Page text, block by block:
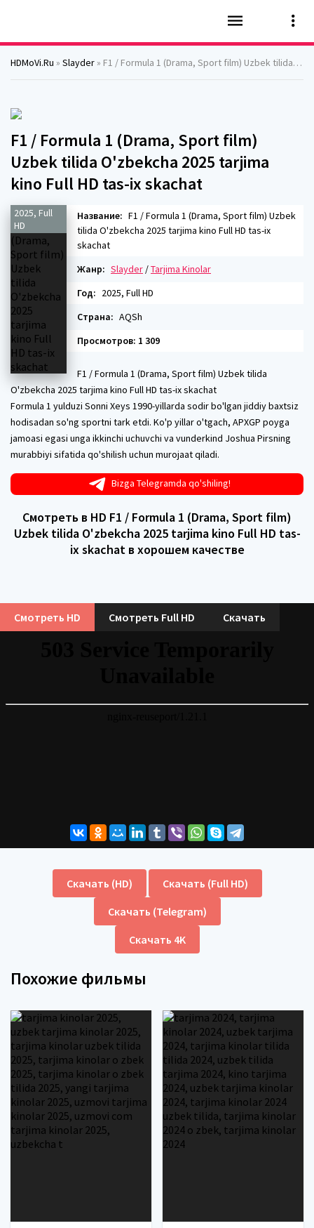
HDMoVi.Ru » Slayder » F1 / Formula 1 (Drama, Sport film) Uzbek tilida O'zbekcha 2025 tarjima kino Full HD tas-ix skachat
F1 / Formula 1 (Drama, Sport film)
Uzbek tilida O'zbekcha 2025 tarjima
kino Full HD tas-ix skachat
2025, Full
HD
Название: F1 / Formula 1 (Drama, Sport film) Uzbek
tilida O'zbekcha 2025 tarjima kino Full HD tas-ix
skachat
Жанр: Slayder /Tarjima Kinolar
Год: 2025, Full HD
Страна: AQSh
Просмотров: 1 309
F1 / Formula 1 (Drama, Sport film) Uzbek tilida
O'zbekcha 2025 tarjima kino Full HD tas-ix skachat
Formula 1 yulduzi Sonni Xeys 1990-yillarda sodir bo'lgan jiddiy baxtsiz
hodisadan so'ng sportni tark etdi. Ko'p yillar o'tgach, APXGP poyga
jamoasi egasi unga ikkinchi uchuvchi va vunderkind Joshua Pirsning
murabbiyi sifatida qo'shilish uchun murojaat qiladi.
Bizga Telegramda qo'shiling!
Смотреть в HD F1 / Formula 1 (Drama, Sport film)
Uzbek tilida O'zbekcha 2025 tarjima kino Full HD tas-
ix skachat в хорошем качестве
Смотреть HD Смотреть Full HD Скачать
Скачать (HD)
Скачать (Full HD)
Скачать (Telegram)
Скачать 4K
Похожие фильмы